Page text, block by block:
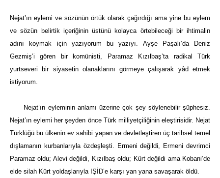
Nejat’ın eylemi ve sözünün örtük olarak çağırdığı ama yine bu eylem
ve sözün belirtik içeriğinin üstünü kolayca örtebileceği bir ihtimalin
adını koymak için yazıyorum bu yazıyı. Ayşe Paşalı’da Deniz
Gezmiş’i gören bir komünisti, Paramaz Kızılbaş’ta radikal Türk
yurtseveri bir siyasetin olanaklarını görmeye çalışarak yâd etmek
istiyorum.
Nejat’ın eyleminin anlamı üzerine çok şey söylenebilir şüphesiz.
Nejat’ın eylemi her şeyden önce Türk milliyetçiliğinin eleştirisidir. Nejat
Türklüğü bu ülkenin ev sahibi yapan ve devletleştiren üç tarihsel temel
dışlamanın kurbanlarıyla özdeşleşti. Ermeni değildi, Ermeni devrimci
Paramaz oldu; Alevi değildi, Kızılbaş oldu; Kürt değildi ama Kobani’de
elde silah Kürt yoldaşlarıyla IŞİD’e karşı yan yana savaşarak öldü.